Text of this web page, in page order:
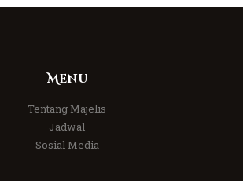
Menu
Tentang Majelis
Jadwal
Sosial Media